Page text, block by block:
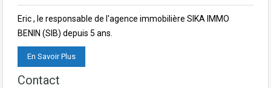
Eric , le responsable de l'agence immobilière SIKA IMMO
BENIN (SIB) depuis 5 ans.
En Savoir Plus
Contact